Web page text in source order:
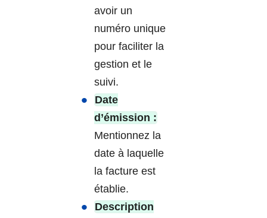
avoir un
numéro unique
pour faciliter la
gestion et le
suivi.
Date
d’émission :
Mentionnez la
date à laquelle
la facture est
établie.
Description